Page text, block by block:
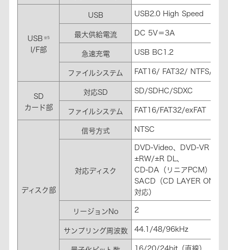
USB ※5
I/F部
USB USB2.0 High Speed
最大供給電流 DC 5V＝3A
急速充電 USB BC1.2
ファイルシステム FAT16/ FAT32/ NTFS/
SD
カード部
対応SD SD/SDHC/SDXC
ファイルシステム FAT16/FAT32/exFAT
ディスク部
信号方式 NTSC
対応ディスク
DVD-Video、DVD-VR（
±RW/±R DL、
CD-DA（リニアPCM）、
SACD（CD LAYER ONLY
対応）
リージョンNo 2
サンプリング周波数 44.1/48/96kHz
16/20/24bit（直線）